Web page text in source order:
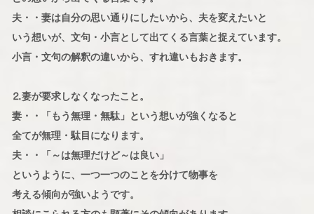
夫・・妻は自分の思い通りにしたいから、夫を変えたいと
いう想いが、文句・小言として出てくる言葉と捉えています。
小言・文句の解釈の違いから、すれ違いもおきます。
⒉妻が要求しなくなったこと。
妻・・「もう無理・無駄」という想いが強くなると
全てが無理・駄目になります。
夫・・「～は無理だけど～は良い」
というように、一つ一つのことを分けて物事を
考える傾向が強いようです。